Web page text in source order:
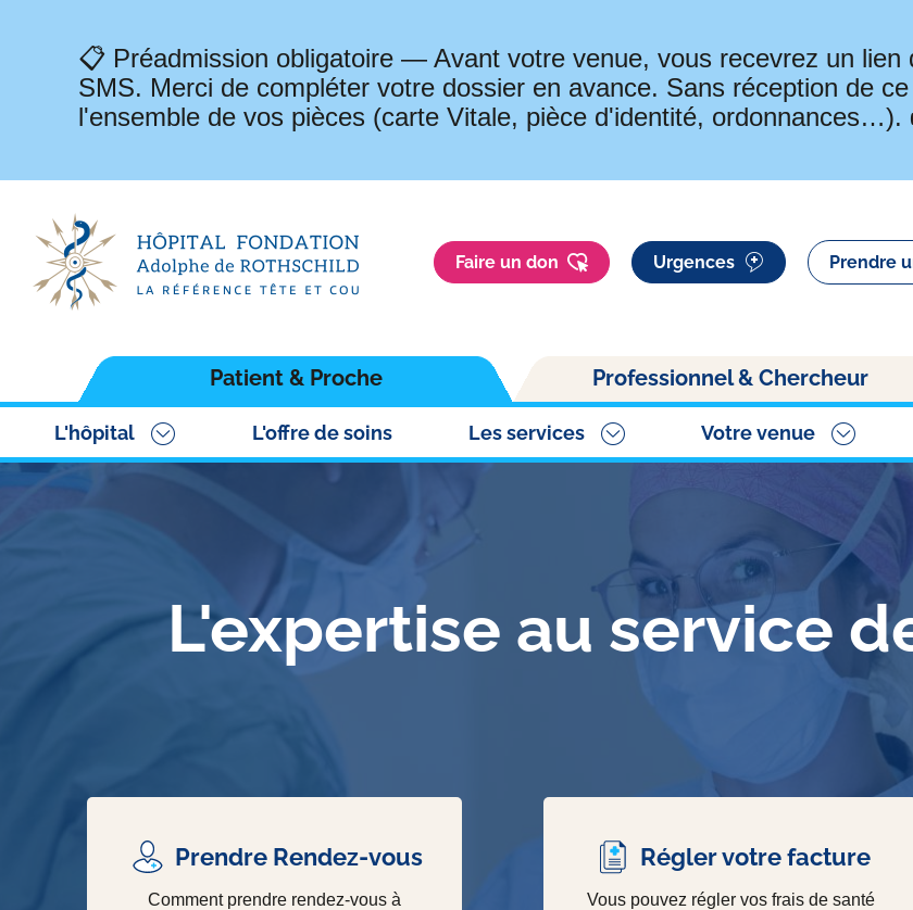
📋 Préadmission obligatoire — Avant votre venue, vous recevrez un lien
SMS. Merci de compléter votre dossier en avance. Sans réception de
l'ensemble de vos pièces (carte Vitale, pièce d'identité, ordonnances…).
Faire un don Urgences Prendre
Patient & Proche
L'hôpital L'offre de soins Les services Votre venue
Professionnel & Chercheur
L'expertise au service
Prendre Rendez-vous
Comment prendre rendez-vous à
Régler votre facture
Vous pouvez régler vos frais de santé